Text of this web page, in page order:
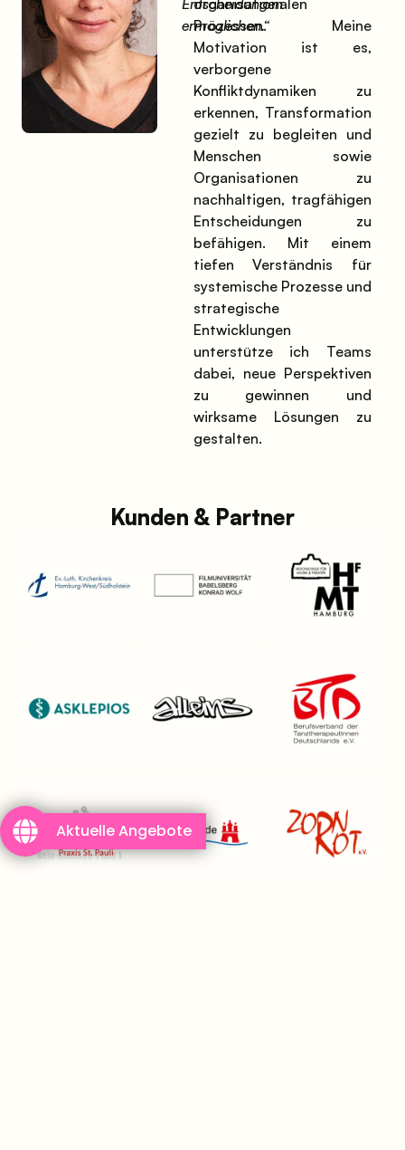
Entscheidungen
ermöglichen.“
organisationalen
Prozessen. Meine
Motivation ist es,
verborgene
Konfliktdynamiken zu
erkennen, Transformation
gezielt zu begleiten und
Menschen sowie
Organisationen zu
nachhaltigen, tragfähigen
Entscheidungen zu
befähigen. Mit einem
tiefen Verständnis für
systemische Prozesse und
strategische
Entwicklungen
unterstütze ich Teams
dabei, neue Perspektiven
zu gewinnen und
wirksame Lösungen zu
gestalten.
Kunden & Partner
Aktuelle Angebote